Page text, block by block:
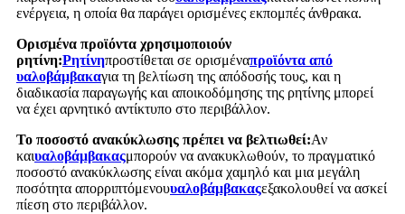
ενέργεια, η οποία θα παράγει ορισμένες εκπομπές άνθρακα.
Ορισμένα προϊόντα χρησιμοποιούν
ρητίνη:Ρητίνηπροστίθεται σε ορισμέναπροϊόντα από
υαλοβάμβακαγια τη βελτίωση της απόδοσής τους, και η
διαδικασία παραγωγής και αποικοδόμησης της ρητίνης μπορεί
να έχει αρνητικό αντίκτυπο στο περιβάλλον.
Το ποσοστό ανακύκλωσης πρέπει να βελτιωθεί:Αν
καιυαλοβάμβακαςμπορούν να ανακυκλωθούν, το πραγματικό
ποσοστό ανακύκλωσης είναι ακόμα χαμηλό και μια μεγάλη
ποσότητα απορριπτόμενουυαλοβάμβακαςεξακολουθεί να ασκεί
πίεση στο περιβάλλον.